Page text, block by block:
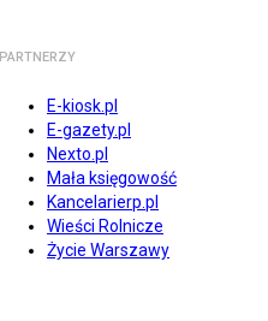
PARTNERZY
E-kiosk.pl
E-gazety.pl
Nexto.pl
Mała księgowość
Kancelarierp.pl
Wieści Rolnicze
Życie Warszawy